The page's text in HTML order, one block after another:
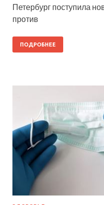
Петербург поступила
против
ПОДРОБНЕЕ